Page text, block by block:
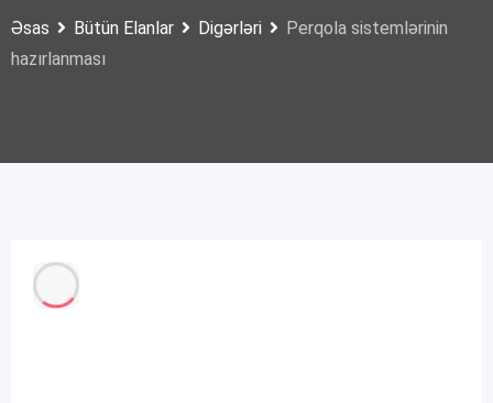
Əsas Bütün Elanlar Digərləri
Perqola sistemlərinin
hazırlanması